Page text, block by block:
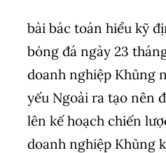
bài bác toán hiểu kỹ
bóng đá ngày 23
doanh nghiệp Khủng
yếu Ngoài ra tạo nên
lên kế hoạch chiến
doanh nghiệp Khủng